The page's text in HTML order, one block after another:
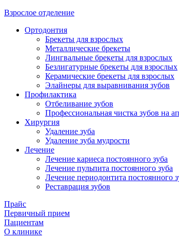
Взрослое отделение
Ортодонтия
Брекеты для взрослых
Металлические брекеты
Лингвальные брекеты для взрослых
Безлигатурные брекеты для взрослых
Керамические брекеты для взрослых
Элайнеры для выравнивания зубов
Профилактика
Отбеливание зубов
Профессиональная чистка зубов на
Хирургия
Удаление зуба
Удаление зуба мудрости
Лечение
Лечение кариеса постоянного зуба
Лечение пульпита постоянного зуба
Лечение периодонтита постоянного
Реставрация зубов
Прайс
Первичный прием
Пациентам
О клинике